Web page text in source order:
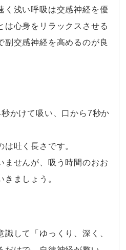
く浅い呼吸は交感神経を優
は心身をリラックスさせる
副交感神経を高めるのが良
かけて吸い、口から7秒か
は吐く長さです。
ませんが、吸う時間のおお
きましょう。
して「ゆっくり、深く、